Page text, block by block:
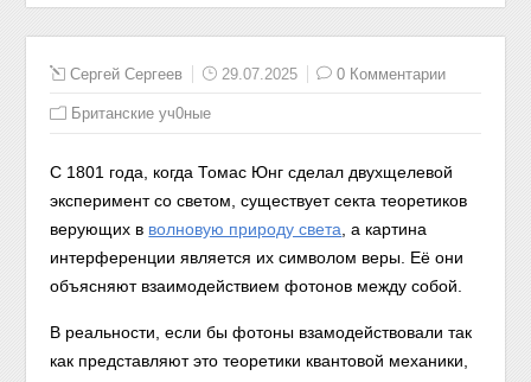
Сергей Сергеев 29.07.2025 0 Комментарии
Британские уч0ные
С 1801 года, когда Томас Юнг сделал двухщелевой
эксперимент со светом, существует секта теоретиков
верующих в волновую природу света, а картина
интерференции является их символом веры. Её они
объясняют взаимодействием фотонов между собой.
В реальности, если бы фотоны взамодействовали так
как представляют это теоретики квантовой механики,